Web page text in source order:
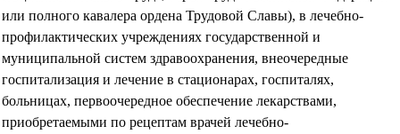
или полного кавалера ордена Трудовой Славы), в лечебно-
профилактических учреждениях государственной и
муниципальной систем здравоохранения, внеочередные
госпитализация и лечение в стационарах, госпиталях,
больницах, первоочередное обеспечение лекарствами,
приобретаемыми по рецептам врачей лечебно-